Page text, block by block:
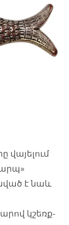
վայելում
է նաև
կշեռք-